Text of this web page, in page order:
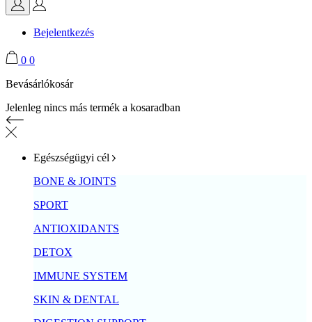
Bejelentkezés
0 0
Bevásárlókosár
Jelenleg nincs más termék a kosaradban
Egészségügyi cél
BONE & JOINTS
SPORT
ANTIOXIDANTS
DETOX
IMMUNE SYSTEM
SKIN & DENTAL